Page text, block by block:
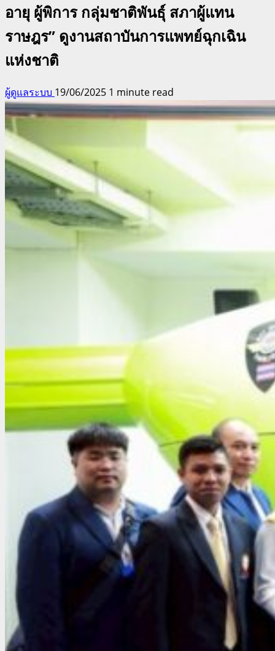
อายุ ผู้พิการ กลุ่มชาติพันธุ์ สภาผู้แทน
ราษฎร” ดูงานสถาบันการแพทย์ฉุกเฉิน
แห่งชาติ
ผู้ดูแลระบบ 19/06/2025 1 minute read